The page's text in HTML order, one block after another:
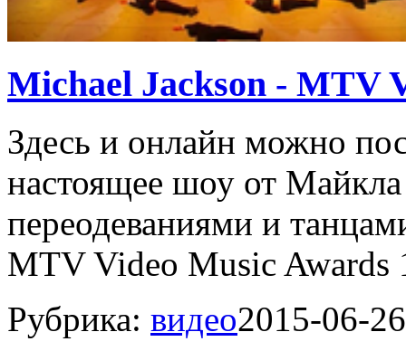
Michael Jackson - MTV
Здесь и онлайн можно
настоящее шоу от
переодеваниями и
MTV Video Music Awards
Рубрика: видео2015-06-26